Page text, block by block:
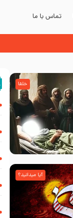
تماس با ما
خلفا
آیا میدانید؟